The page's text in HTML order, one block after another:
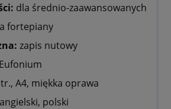
dla średnio-zaawansowanych
fortepiany
zapis nutowy
Eufonium
A4, miękka oprawa
angielski, polski